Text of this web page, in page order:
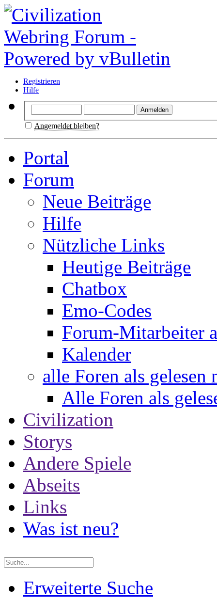
Registrieren
Hilfe
Angemeldet bleiben?
Portal
Forum
Neue Beiträge
Hilfe
Nützliche Links
Heutige Beiträge
Chatbox
Emo-Codes
Forum-Mitarbeiter
Kalender
alle Foren als gelesen
Alle Foren als
Civilization
Storys
Andere Spiele
Abseits
Links
Was ist neu?
Erweiterte Suche